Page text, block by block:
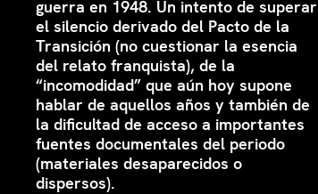
guerra en 1948. Un intento de superar
el silencio derivado del Pacto de la
Transición (no cuestionar la esencia
del relato franquista), de la
“incomodidad” que aún hoy supone
hablar de aquellos años y también de
la dificultad de acceso a importantes
fuentes documentales del periodo
(materiales desaparecidos o
dispersos).